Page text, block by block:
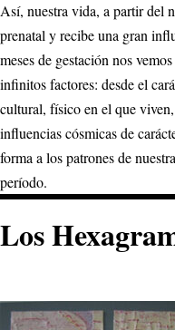
Así, nuestra vida, a partir del
prenatal y recibe una gran
meses de gestación nos
infinitos factores: desde el
cultural, físico en el que
influencias cósmicas de
forma a los patrones de
período.
Los